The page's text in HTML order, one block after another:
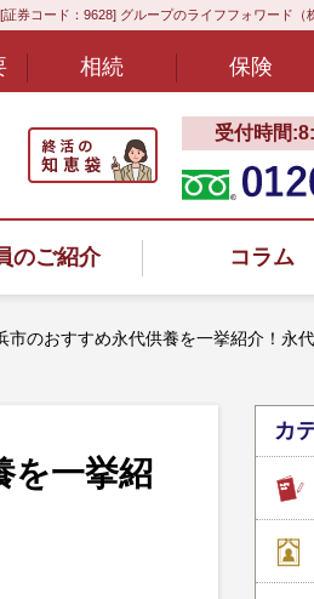
券コード：9628] グループのライフフォワード（
相続 保険
受付時間
のご紹介 コラム
市のおすすめ永代供養を一挙紹介！永
を一挙紹
カ